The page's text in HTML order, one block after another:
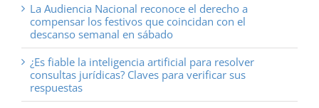
La Audiencia Nacional reconoce el derecho a
compensar los festivos que coincidan con el
descanso semanal en sábado
¿Es fiable la inteligencia artificial para resolver
consultas jurídicas? Claves para verificar sus
respuestas